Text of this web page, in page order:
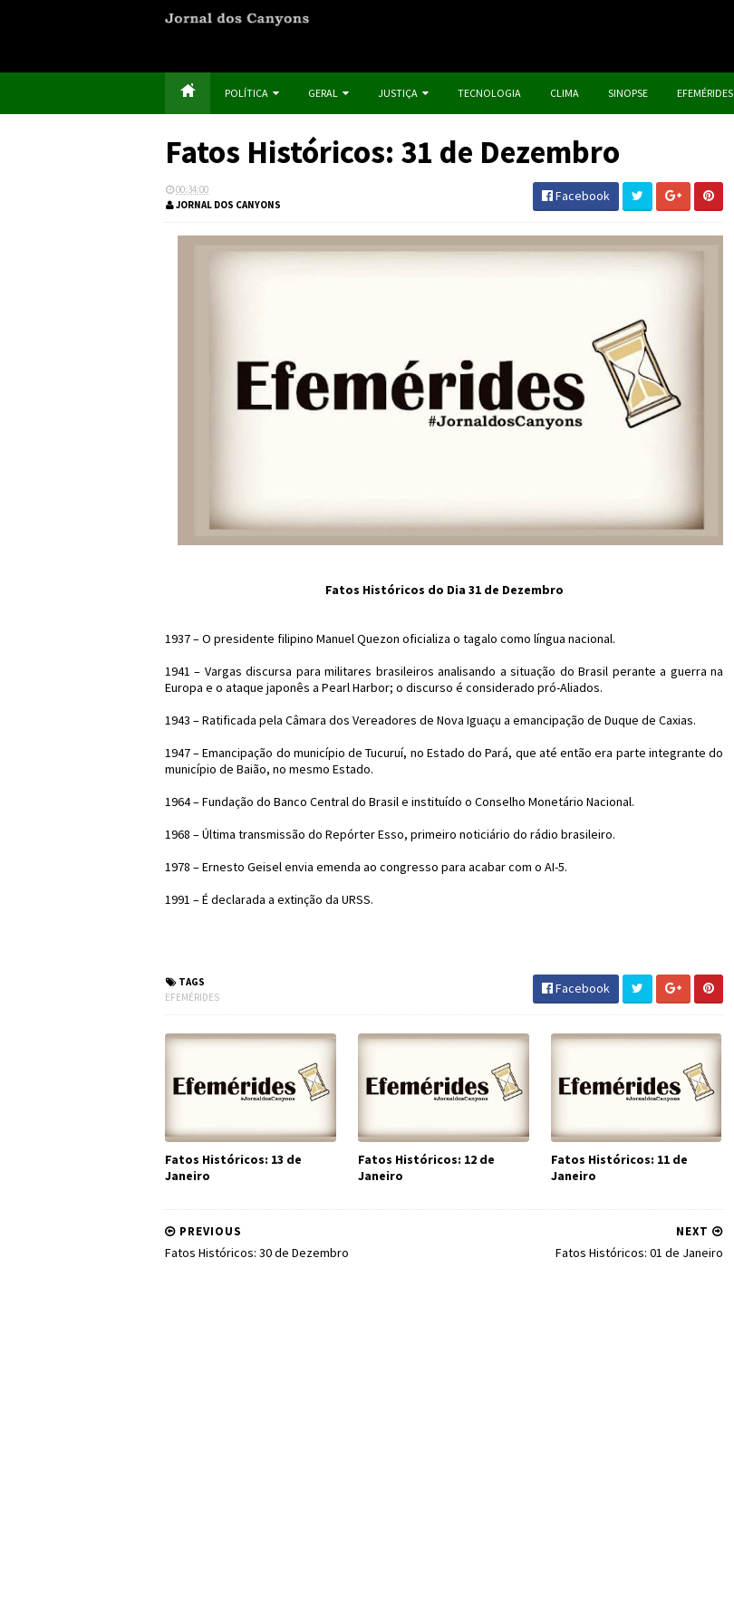
POLÍTICA GERAL JUSTIÇA TECNOLOGIA CLIMA SINOPSE EFEMÉRIDES
Fatos Históricos: 31 de Dezembro
00:34:00
JORNAL DOS CANYONS
Facebook
Fatos Históricos do Dia 31 de Dezembro
1937 – O presidente filipino Manuel Quezon oficializa o tagalo como língua nacional.
1941 – Vargas discursa para militares brasileiros analisando a situação do Brasil perante a guerra na
Europa e o ataque japonês a Pearl Harbor; o discurso é considerado pró-Aliados.
1943 – Ratificada pela Câmara dos Vereadores de Nova Iguaçu a emancipação de Duque de Caxias.
1947 – Emancipação do município de Tucuruí, no Estado do Pará, que até então era parte integrante do
município de Baião, no mesmo Estado.
1964 – Fundação do Banco Central do Brasil e instituído o Conselho Monetário Nacional.
1968 – Última transmissão do Repórter Esso, primeiro noticiário do rádio brasileiro.
1978 – Ernesto Geisel envia emenda ao congresso para acabar com o AI-5.
1991 – É declarada a extinção da URSS.
TAGS
EFEMÉRIDES
Facebook
Fatos Históricos: 13 de
Janeiro
Fatos Históricos: 12 de
Janeiro
Fatos Históricos: 11 de
Janeiro
NEXT
Fatos Históricos: 01 de Janeiro
PREVIOUS
Fatos Históricos: 30 de Dezembro